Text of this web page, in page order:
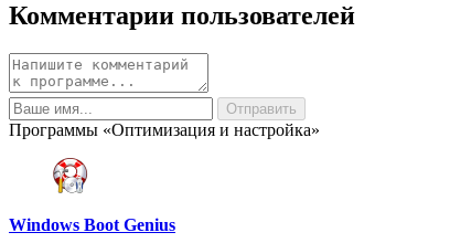
Комментарии пользователей
Программы «Оптимизация и настройка»
Windows Boot Genius